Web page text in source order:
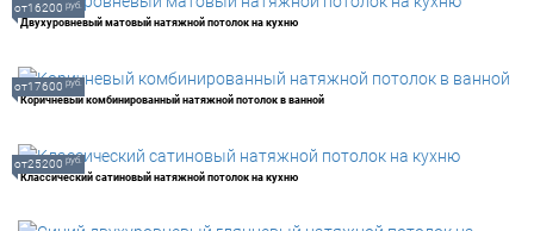
Двухуровневый матовый натяжной потолок на кухню
от16200 руб.
Коричневый комбинированный натяжной потолок в ванной
от17600 руб.
Классический сатиновый натяжной потолок на кухню
от25200 руб.